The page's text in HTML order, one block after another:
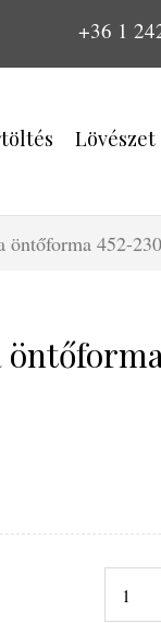
+36 1
Lövészet
452-